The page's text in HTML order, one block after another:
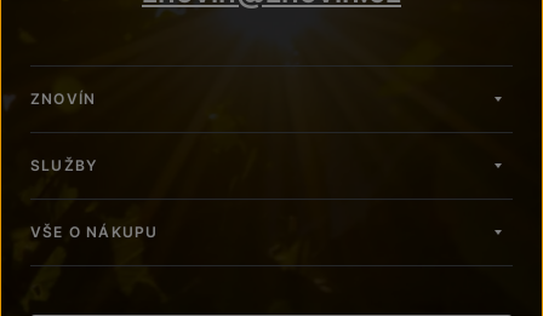
ZNOVÍN
SLUŽBY
VŠE O NÁKUPU